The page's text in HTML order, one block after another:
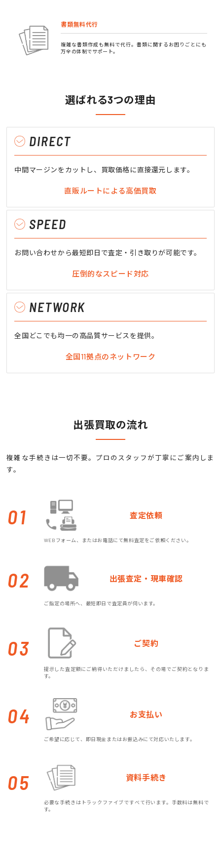
書類無料代行
複雑な書類作成も無料で代行。書類に関するお困りごとにも
万全の体制でサポート。
選ばれる3つの理由
DIRECT
中間マージンをカットし、買取価格に直接還元します。
直販ルートによる高価買取
SPEED
お問い合わせから最短即日で査定・引き取りが可能です。
圧倒的なスピード対応
NETWORK
全国どこでも均一の高品質サービスを提供。
全国11拠点のネットワーク
出張買取の流れ
複雑な手続きは一切不要。プロのスタッフが丁寧にご案内しま
す。
01 査定依頼
WEBフォーム、またはお電話にて無料査定をご依頼ください。
02 出張査定・現車確認
ご指定の場所へ、最短即日で査定員が伺います。
03 ご契約
提示した査定額にご納得いただけましたら、その場でご契約となりま
す。
04 お支払い
ご希望に応じて、即日現金またはお振込みにて対応いたします。
05 資料手続き
必要な手続きはトラックファイブですべて行います。手数料は無料で
す。